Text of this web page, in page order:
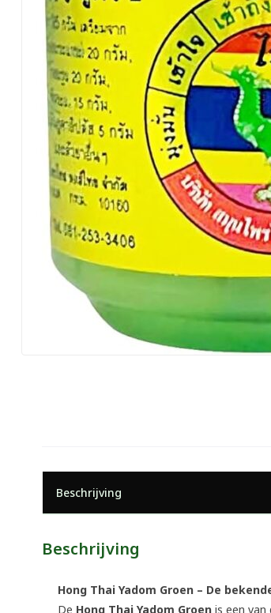
Beschrijving
Beschrijving
Hong Thai Yadom Groen – De
De Hong Thai Yadom Groenis een van